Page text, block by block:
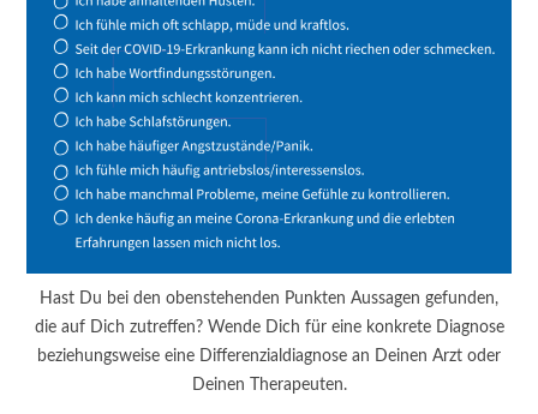
Hast Du bei den obenstehenden Punkten Aussagen gefunden,
die auf Dich zutreffen? Wende Dich für eine konkrete Diagnose
beziehungsweise eine Differenzialdiagnose an Deinen Arzt oder
Deinen Therapeuten.